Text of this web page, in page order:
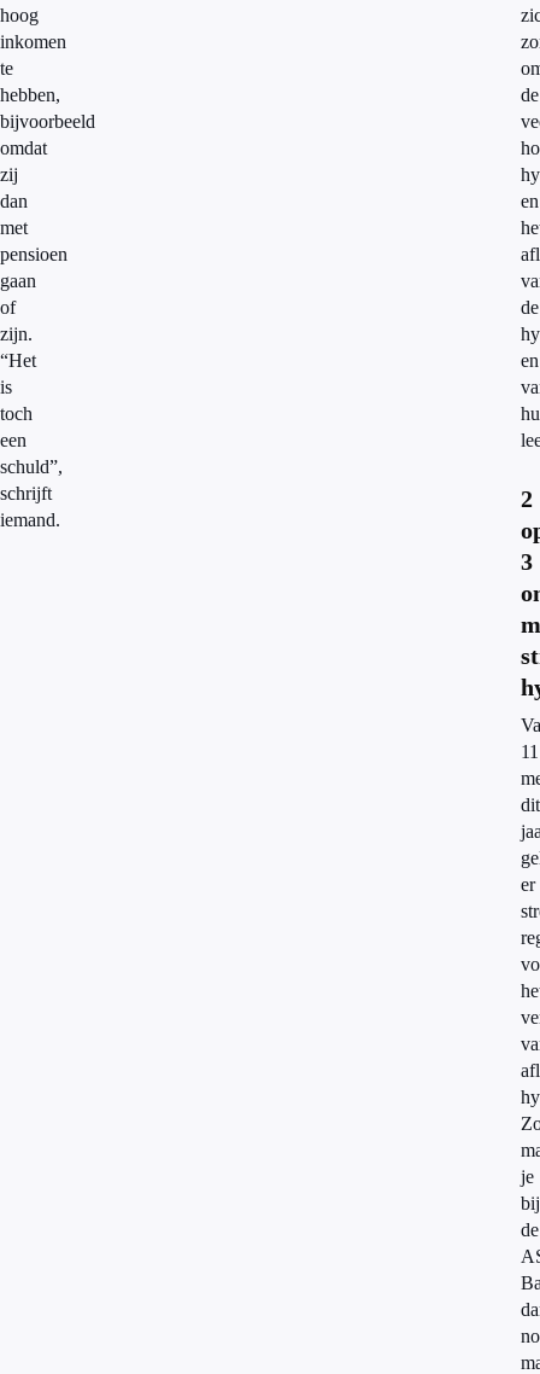
hoog
inkomen
te
hebben,
bijvoorbeeld
omdat
zij
dan
met
pensioen
gaan
of
zijn.
“Het
is
toch
een
schuld”,
schrijft
iemand.
de
en
de
en
2
3
11
dit
er
je
bij
de